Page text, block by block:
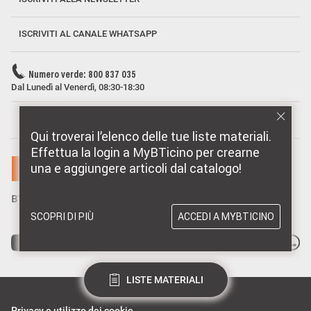
Qui troverai l’elenco delle tue liste materiali.
Effettua la login a MyBTicino per crearne
una e aggiungere articoli dal catalogo!
SCOPRI DI PIÙ ACCEDI A MYBTICINO
LISTE MATERIALI
ISCRIVITI AL CANALE WHATSAPP
Numero verde: 800 837 035
Dal Lunedì al Venerdì, 08:30-18:30